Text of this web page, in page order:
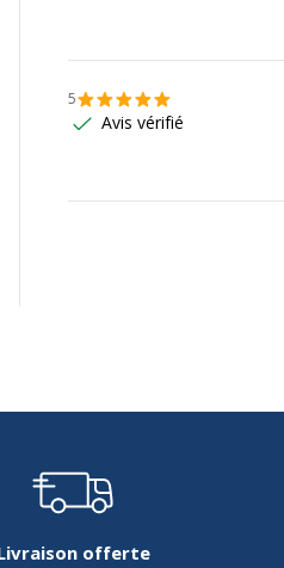
5
Avis vérifié
offerte